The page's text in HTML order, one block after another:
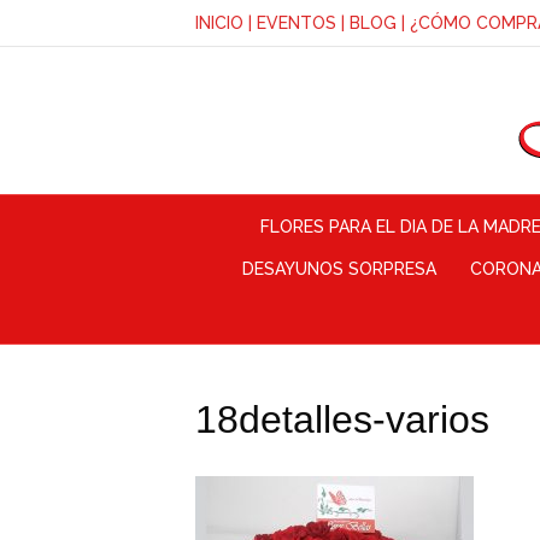
INICIO EVENTOS BLOG ¿CÓMO
FLORES PARA EL DIA DE LA MADRE
DESAYUNOS SORPRESA
18detalles-varios